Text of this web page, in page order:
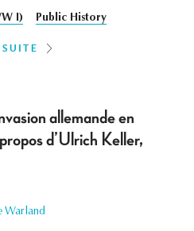
I) Public History
SUITE
allemande en
d’Ulrich Keller,
Warland